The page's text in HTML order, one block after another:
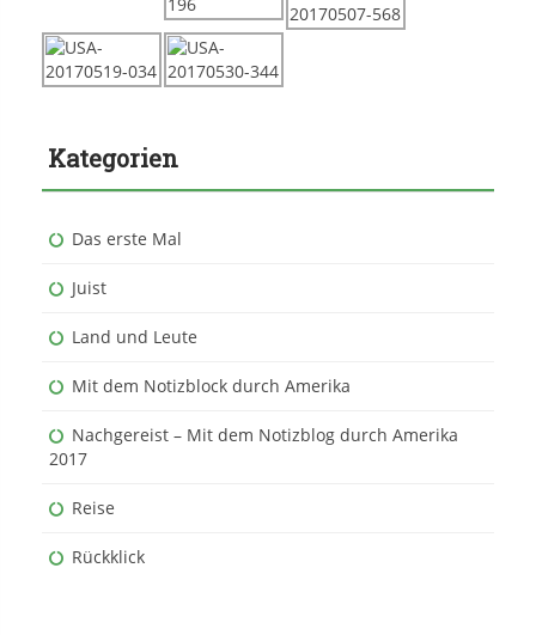
Kategorien
Das erste Mal
Juist
Land und Leute
Mit dem Notizblock durch Amerika
Nachgereist – Mit dem Notizblog durch Amerika
2017
Reise
Rückklick